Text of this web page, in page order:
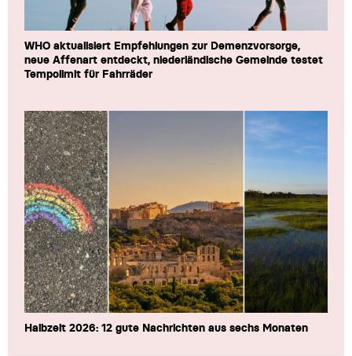
WHO aktualisiert Empfehlungen zur Demenzvorsorge,
neue Affenart entdeckt, niederländische Gemeinde testet
Tempolimit für Fahrräder
Halbzeit 2026: 12 gute Nachrichten aus sechs Monaten